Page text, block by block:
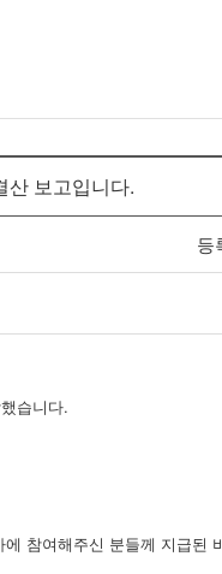
산 보고입니다.
등
습니다.
참여해주신 분들께 지급된